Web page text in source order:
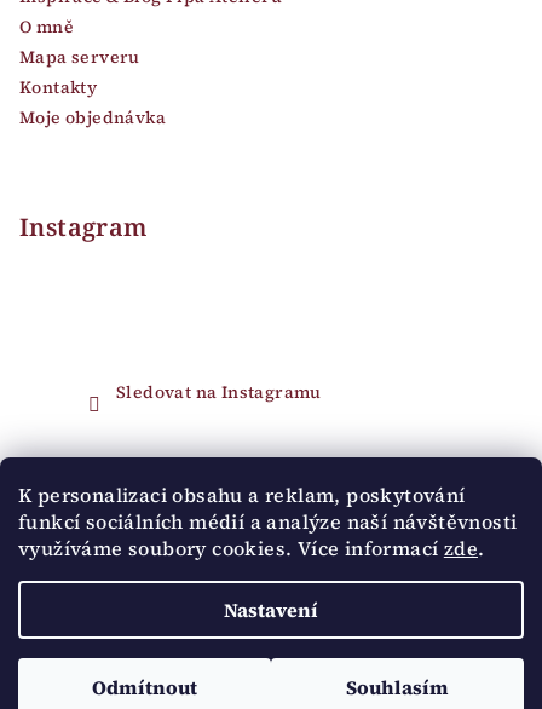
K personalizaci obsahu a reklam, poskytování
funkcí sociálních médií a analýze naší návštěvnosti
využíváme soubory cookies. Více informací zde.
Nastavení
Odmítnout Souhlasím
O mně
Mapa serveru
Kontakty
Moje objednávka
Instagram
Sledovat na Instagramu
Přijímáme online platby
Copyright 2026Pipa Ateliér. Všechna práva vyhrazena.
Upravit nastavení cookies